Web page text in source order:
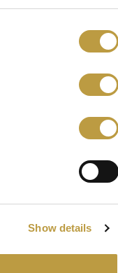
Show details